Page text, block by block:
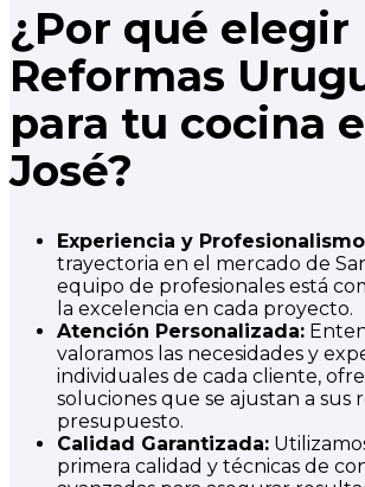
¿Por qué elegir
Reformas
para tu cocina
José?
Experiencia y
trayectoria en el mercado de
equipo de profesionales está
la excelencia en cada proyecto.
Atención Personalizada:
valoramos las necesidades y
individuales de cada cliente,
soluciones que se ajustan a sus
presupuesto.
Calidad Garantizada:
primera calidad y técnicas de